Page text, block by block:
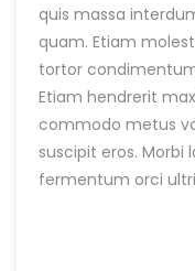
quis massa
quam. Etiam
tortor
Etiam hendrerit
commodo metus
suscipit eros. Morbi
fermentum orci